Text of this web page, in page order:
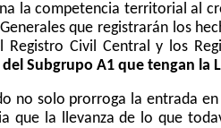
la competencia territorial al
que registrarán los
Civil Central y los
Subgrupo A1 que tengan la
no solo prorroga la entrada
que la llevanza de lo que